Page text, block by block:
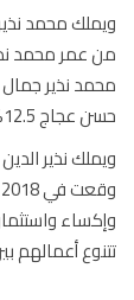
محمد نذير
12.5% من الشركة.
وقعت
أعمالهم بين